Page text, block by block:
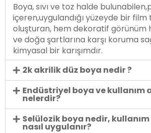
Boya, sıvı ve toz halde
içeren,uygulandığı yüzeyde bir film
oluşturan, hem dekoratif görünüm
ve doğa şartlarına karşı koruma
kimyasal bir karışımdır.
2k akrilik düz boya nedir ?
Endüstriyel boya ve kullanım
nelerdir?
Selülozik boya nedir,
nasıl uygulanır?